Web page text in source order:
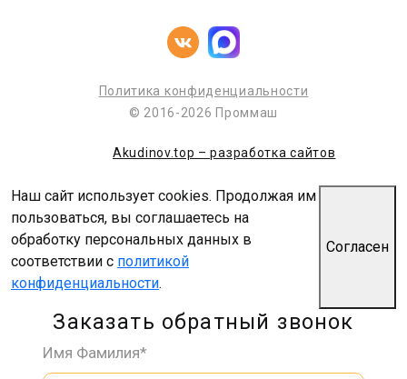
Политика конфиденциальности
© 2016-2026 Проммаш
Akudinov.top – разработка сайтов
Наш сайт использует cookies. Продолжая им
пользоваться, вы соглашаетесь на
обработку персональных данных в
соответствии с политикой
конфиденциальности.
Согласен
Заказать обратный звонок
Имя Фамилия*